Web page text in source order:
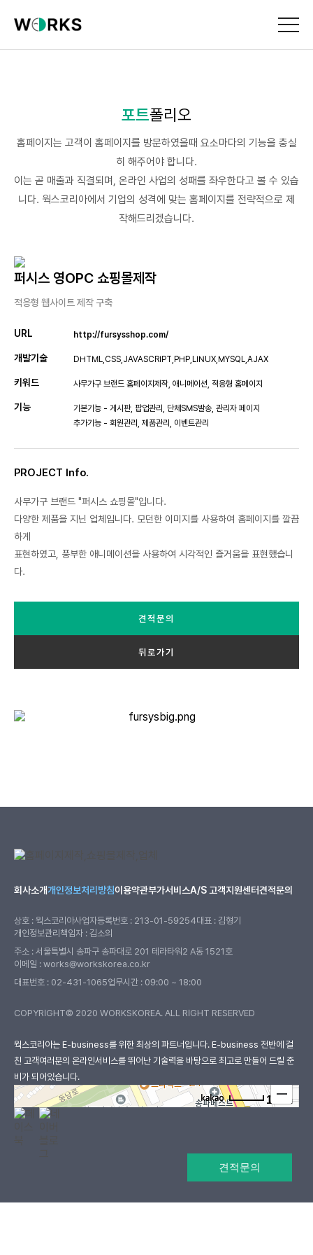
견적문의
포트폴리오
홈페이지는 고객이 홈페이지를 방문하였을때 요소마다의 기능을 충실
히 해주어야 합니다.
이는 곧 매출과 직결되며, 온라인 사업의 성패를 좌우한다고 볼 수 있습
니다. 웍스코리아에서 기업의 성격에 맞는 홈페이지를 전략적으로 제
작해드리겠습니다.
퍼시스 영OPC 쇼핑몰제작
적응형 웹사이트 제작 구축
URL http://fursysshop.com/
개발기술 DHTML,CSS,JAVASCRIPT,PHP,LINUX,MYSQL,AJAX
키워드 사무가구 브랜드 홈페이지제작, 애니메이션, 적응형 홈페이지
기능
기본기능 - 게시판, 팝업관리, 단체SMS발송, 관리자 페이지
추가기능 - 회원관리, 제품관리, 이벤트관리
PROJECT Info.
사무가구 브랜드 "퍼시스 쇼핑몰"입니다.
다양한 제품을 지닌 업체입니다. 모던한 이미지를 사용하여 홈페이지를 깔끔
하게
표현하였고, 풍부한 애니메이션을 사용하여 시각적인 즐거움을 표현했습니
다.
견적문의
뒤로가기
회사소개개인정보처리방침이용약관부가서비스A/S 고객지원센터견적문의
상호 : 웍스코리아사업자등록번호 : 213-01-59254대표 : 김형기
개인정보관리책임자 : 김소의
주소 : 서울특별시 송파구 송파대로 201 테라타워2 A동 1521호
이메일 : works@workskorea.co.kr
대표번호 : 02-431-1065업무시간 : 09:00 ~ 18:00
COPYRIGHT© 2020 WORKSKOREA. ALL RIGHT RESERVED
웍스코리아는 E-business를 위한 최상의 파트너입니다. E-business 전반에 걸
친 고객여러분의 온라인서비스를 뛰어난 기술력을 바탕으로 최고로 만들어 드릴 준
비가 되어있습니다.
100m